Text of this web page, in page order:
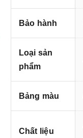
Bảo hành
Loại sản
phẩm
Bảng màu
Chất liệu